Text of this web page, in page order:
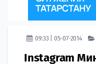
09:33 | 05-07-2014
Instagram